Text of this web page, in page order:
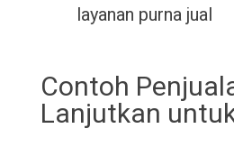
layanan purna jual
Contoh
Lanjutkan